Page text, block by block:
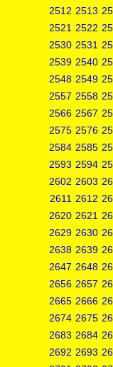
2512 2513
2521 2522
2530 2531
2539 2540
2548 2549
2557 2558
2566 2567
2575 2576
2584 2585
2593 2594
2602 2603
2611 2612
2620 2621
2629 2630
2638 2639
2647 2648
2656 2657
2665 2666
2674 2675
2683 2684
2692 2693